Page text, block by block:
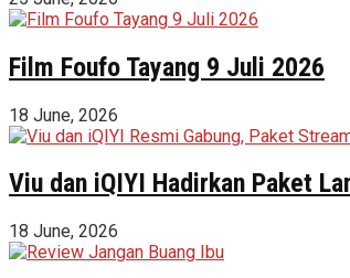
Film Foufo Tayang 9 Juli 2026
18 June, 2026
Viu dan iQIYI Hadirkan Paket
18 June, 2026